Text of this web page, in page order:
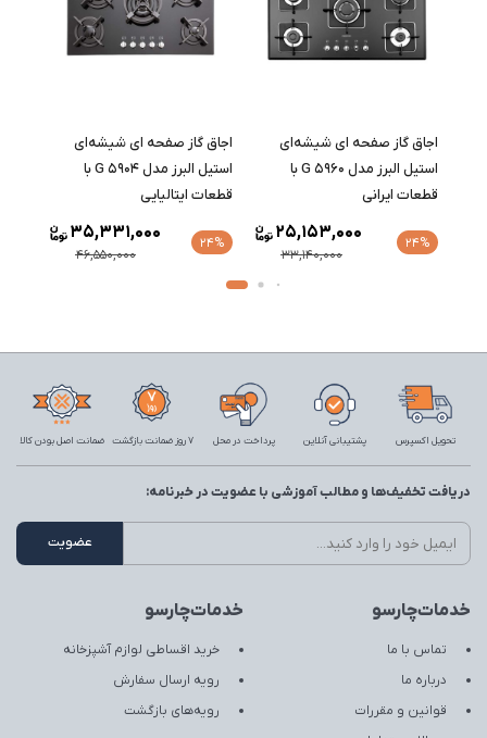
اجاق گاز صفحه ای شیشه‌ای
استیل البرز مدل G 5960 با
قطعات ایرانی
24%
33,140,000
25,153,000
اجاق گاز صفحه ای شیشه‌ای
استیل البرز مدل G 5904 با
قطعات ایتالیایی
24%
46,550,000
35,331,000
تحویل اکسپرس پشتیبانی آنلاین پرداخت در محل 7 روز ضمانت بازگشت ضمانت اصل بودن کالا
خدمات‌چارسو
تماس با ما
درباره ما
قوانین و مقررات
خدمات‌چارسو
خرید اقساطی لوازم آشپزخانه
رویه ارسال سفارش
رویه‌های بازگشت
دریافت تخفیف‌ها و مطالب آموزشی با عضویت در خبرنامه: